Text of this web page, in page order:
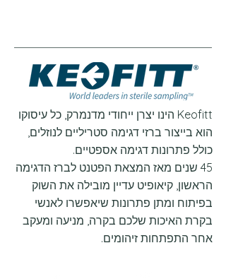
Keofitt הינו יצרן ייחודי מדנמרק, כל עיסוקו
הוא בייצור ברזי דגימה סטריליים לנוזלים,
כולל פתרונות דגימה אספטיים.
45 שנים מאז המצאת הפטנט לברז הדגימה
הראשון, קיאופיט עדיין מובילה את השוק
בפיתוח ומתן פתרונות שיאפשרו לאנשי
בקרת האיכות שלכם בקרה, מניעה ומעקב
אחר התפתחות זיהומים.